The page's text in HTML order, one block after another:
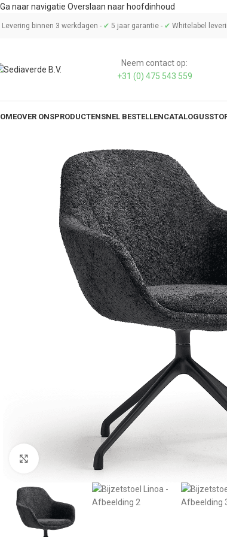
Ga naar navigatie Overslaan naar hoofdinhoud
Levering binnen 3 werkdagen - ✔ 5 jaar garantie - ✔ Whitelabel
Neem contact op:
+31 (0) 475 543 559
OVER ONSPRODUCTENSNEL BESTELLENCATALOGUS
Klik om te vergroten